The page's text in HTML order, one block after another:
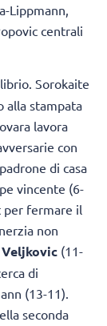
Lippmann,
centrali
Sorokaite
alla stampata
lavora
con
di casa
vincente (6-
per fermare il
non
Veljkovic (11-
di
(13-11).
seconda